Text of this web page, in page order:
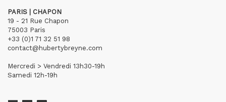
PARIS | CHAPON
19 - 21 Rue Chapon
75003 Paris
+33 (0)1 71 32 51 98
contact@hubertybreyne.com
Mercredi > Vendredi 13h30-19h
Samedi 12h-19h